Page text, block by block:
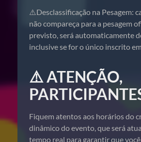
⚠️Desclassificação na Pesagem:
não compareça para a pesagem
previsto, será automaticamente
inclusive se for o único inscrito
⚠️ ATENÇÃO,
Fiquem atentos aos horários do
dinâmico do evento, que será
tempo real para garantir que